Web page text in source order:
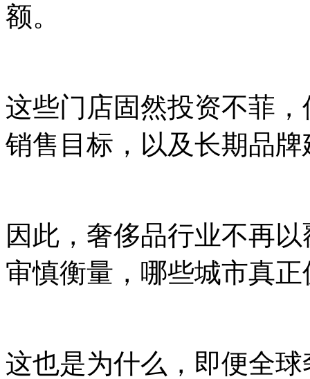
额。
这些门店固然投资不菲
销售目标，以及长期品牌
因此，奢侈品行业不再
审慎衡量，哪些城市真
这也是为什么，即便全